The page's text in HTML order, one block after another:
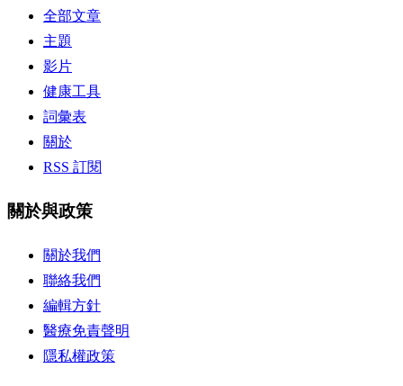
全部文章
主題
影片
健康工具
詞彙表
關於
RSS 訂閱
關於與政策
關於我們
聯絡我們
編輯方針
醫療免責聲明
隱私權政策